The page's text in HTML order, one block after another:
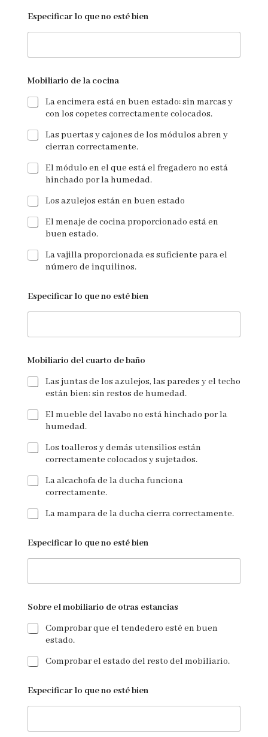
Especificar lo que no esté bien
Mobiliario de la cocina
La encimera está en buen estado: sin marcas y
con los copetes correctamente colocados.
Las puertas y cajones de los módulos abren y
cierran correctamente.
El módulo en el que está el fregadero no está
hinchado por la humedad.
Los azulejos están en buen estado
El menaje de cocina proporcionado está en
buen estado.
La vajilla proporcionada es suficiente para el
número de inquilinos.
Especificar lo que no esté bien
Mobiliario del cuarto de baño
Las juntas de los azulejos, las paredes y el techo
están bien: sin restos de humedad.
El mueble del lavabo no está hinchado por la
humedad.
Los toalleros y demás utensilios están
correctamente colocados y sujetados.
La alcachofa de la ducha funciona
correctamente.
La mampara de la ducha cierra correctamente.
Especificar lo que no esté bien
Sobre el mobiliario de otras estancias
Comprobar que el tendedero esté en buen
estado.
Comprobar el estado del resto del mobiliario.
Especificar lo que no esté bien